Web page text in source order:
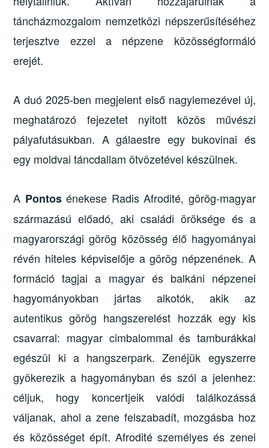
táncházmozgalom nemzetközi népszerűsítéséhez
terjesztve ezzel a népzene közösségformáló
erejét.
A duó 2025-ben megjelent első nagylemezével új,
meghatározó fejezetet nyitott közös művészi
pályafutásukban. A gálaestre egy bukovinai és
egy moldvai táncdallam ötvözetével készülnek.
A Pontosénekese Radis Afrodité, görög-magyar
származású előadó, aki családi öröksége és a
magyarországi görög közösség élő hagyományai
révén hiteles képviselője a görög népzenének. A
formáció tagjai a magyar és balkáni népzenei
hagyományokban jártas alkotók, akik az
autentikus görög hangszerelést hozzák egy kis
csavarral: magyar cimbalommal és tamburákkal
egészül ki a hangszerpark. Zenéjük egyszerre
gyökerezik a hagyományban és szól a jelenhez:
céljuk, hogy koncertjeik valódi találkozássá
váljanak, ahol a zene felszabadít, mozgásba hoz
és közösséget épít. Afrodité személyes és zenei